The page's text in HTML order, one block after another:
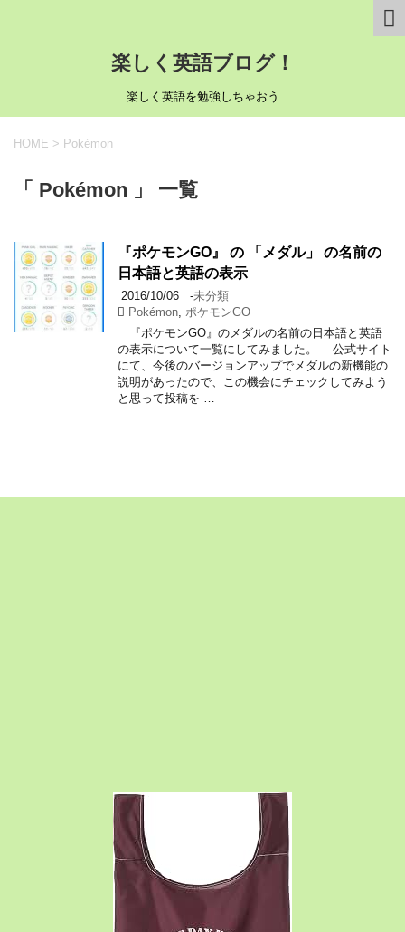
楽しく英語ブログ！
楽しく英語を勉強しちゃおう
HOME > Pokémon
「 Pokémon 」 一覧
『ポケモンGO』 の 「メダル」 の名前の
日本語と英語の表示
2016/10/06 -未分類
Pokémon ポケモンGO
『ポケモンGO』のメダルの名前の日本語と英語
の表示について一覧にしてみました。 公式サイト
にて、今後のバージョンアップでメダルの新機能の
説明があったので、この機会にチェックしてみよう
と思って投稿を …